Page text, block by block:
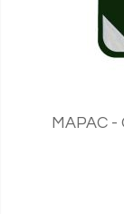
MAPAC